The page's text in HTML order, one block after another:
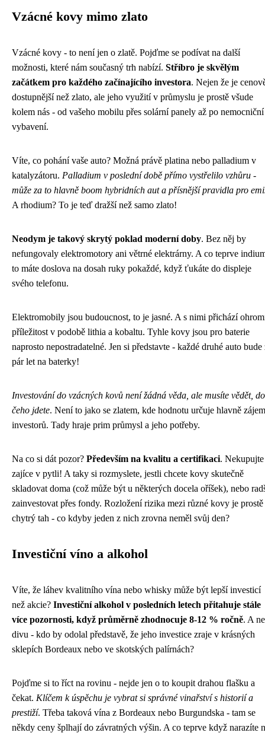
Vzácné kovy mimo zlato
Vzácné kovy - to není jen o zlatě. Pojďme se podívat na další
možnosti, které nám současný trh nabízí. Stříbro je skvělým
začátkem pro každého začínajícího investora. Nejen že je
dostupnější než zlato, ale jeho využití v průmyslu je prostě všude
kolem nás - od vašeho mobilu přes solární panely až po nemocniční
vybavení.
Víte, co pohání vaše auto? Možná právě platina nebo palladium v
katalyzátoru. Palladium v poslední době přímo vystřelilo vzhůru -
může za to hlavně boom hybridních aut a přísnější pravidla pro
A rhodium? To je teď dražší než samo zlato!
Neodym je takový skrytý poklad moderní doby. Bez něj by
nefungovaly elektromotory ani větrné elektrárny. A co teprve
to máte doslova na dosah ruky pokaždé, když ťukáte do displeje
svého telefonu.
Elektromobily jsou budoucnost, to je jasné. A s nimi přichází
příležitost v podobě lithia a kobaltu. Tyhle kovy jsou pro baterie
naprosto nepostradatelné. Jen si představte - každé druhé auto bude
pár let na baterky!
Investování do vzácných kovů není žádná věda, ale musíte vědět, do
čeho jdete. Není to jako se zlatem, kde hodnotu určuje hlavně zájem
investorů. Tady hraje prim průmysl a jeho potřeby.
Na co si dát pozor? Především na kvalitu a certifikaci. Nekupujte
zajíce v pytli! A taky si rozmyslete, jestli chcete kovy skutečně
skladovat doma (což může být u některých docela oříšek), nebo
zainvestovat přes fondy. Rozložení rizika mezi různé kovy je prostě
chytrý tah - co kdyby jeden z nich zrovna neměl svůj den?
Investiční víno a alkohol
Víte, že láhev kvalitního vína nebo whisky může být lepší investicí
než akcie? Investiční alkohol v posledních letech přitahuje stále
více pozornosti, když průměrně zhodnocuje 8-12 % ročně. A
divu - kdo by odolal představě, že jeho investice zraje v krásných
sklepích Bordeaux nebo ve skotských palírnách?
Pojďme si to říct na rovinu - nejde jen o to koupit drahou flašku a
čekat. Klíčem k úspěchu je vybrat si správné vinařství s historií a
prestiží. Třeba taková vína z Bordeaux nebo Burgundska - tam se
někdy ceny šplhají do závratných výšin. A co teprve když narazíte